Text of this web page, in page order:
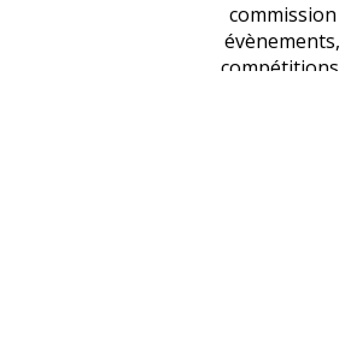
commission
évènements,
compétitions,